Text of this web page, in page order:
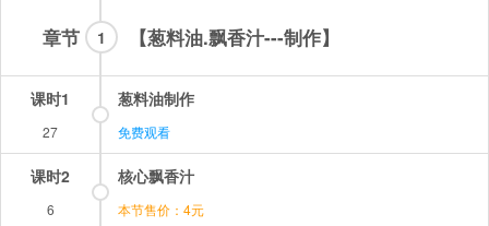
章节 【葱料油.飘香汁---制作】
1
课时1
27
葱料油制作
免费观看
课时2
6
核心飘香汁
本节售价：4元